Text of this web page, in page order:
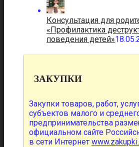
Консультация для
«Профилактика
поведения детей»
ЗАКУПКИ
Закупки товаров, работ,
субъектов малого и
предпринимательства
официальном сайте
в сети Интернет